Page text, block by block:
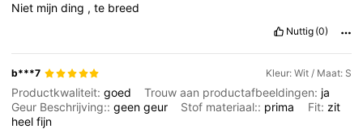
Niet mijnding ,te breed
Nuttig (0)
b***7 Kleur: Wit / Maat: S
Productkwaliteit:goed Trouw aan productafbeeldingen: ja
Geur Beschrijving::geengeur Stof materiaal:: prima Fit: zit
heelfijn